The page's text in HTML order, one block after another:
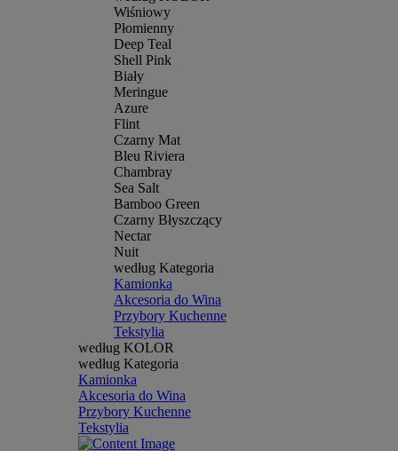
Wiśniowy
Płomienny
Deep Teal
Shell Pink
Biały
Meringue
Azure
Flint
Czarny Mat
Bleu Riviera
Chambray
Sea Salt
Bamboo Green
Czarny Błyszczący
Nectar
Nuit
według Kategoria
Kamionka
Akcesoria do Wina
Przybory Kuchenne
Tekstylia
według KOLOR
według Kategoria
Kamionka
Akcesoria do Wina
Przybory Kuchenne
Tekstylia